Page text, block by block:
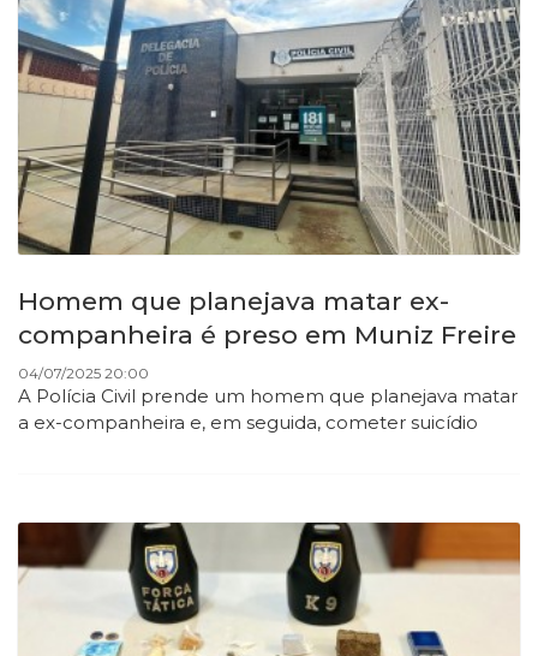
Homem que planejava matar ex-
companheira é preso em Muniz Freire
04/07/2025 20:00
A Polícia Civil prende um homem que planejava matar
a ex-companheira e, em seguida, cometer suicídio